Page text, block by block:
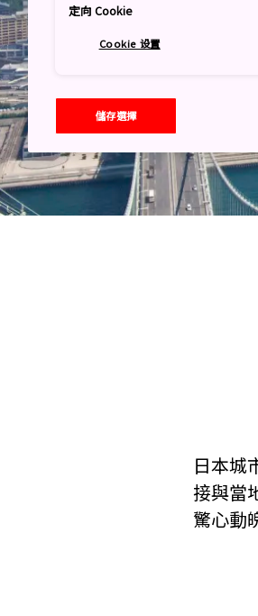
日本城
接與當
驚心動
定向 Cookie
Cookie 设置
儲存選擇